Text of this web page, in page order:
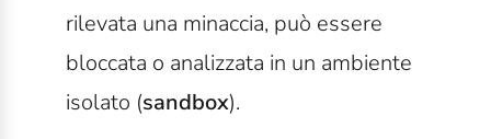
rilevata una minaccia, può essere
bloccata o analizzata in un ambiente
isolato (sandbox).